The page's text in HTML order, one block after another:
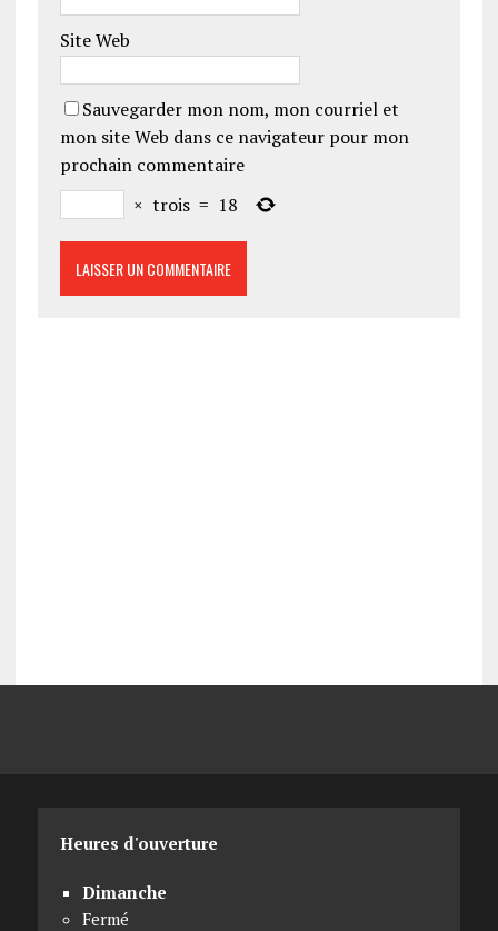
Site Web
Sauvegarder mon nom, mon courriel et
mon site Web dans ce navigateur pour mon
prochain commentaire
× trois = 18
Heures d'ouverture
Dimanche
Fermé